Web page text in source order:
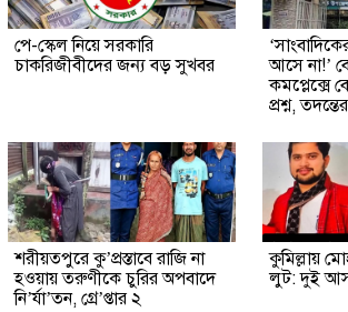
পে-স্কেল নিয়ে সরকারি
চাকরিজীবীদের জন্য বড় সুখবর
আসে না!’
কমপ্লেক্সে
প্রশ্ন,
শরীয়তপুরে কু’প্রস্তাবে রাজি না
হওয়ায় তরুণীকে চুরির অপবাদে
নি’র্যা’তন, গ্রে’প্তার ২
কুমিল্লায়
লুট: দুই